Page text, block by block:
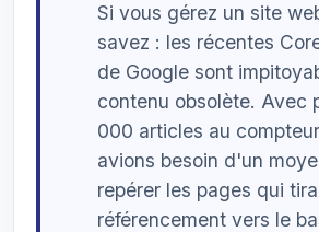
Si vous gérez un site
savez : les récentes
de Google sont
contenu obsolète. Avec
000 articles au
avions besoin d'un
repérer les pages qui
référencement vers le